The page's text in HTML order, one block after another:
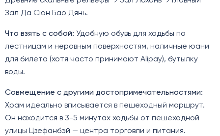
Зал Да Сюн Бао Дянь.
Что взять с собой: Удобную обувь для ходьбы по
лестницам и неровным поверхностям, наличные юани
для билета (хотя часто принимают Alipay), бутылку
воды.
Совмещение с другими достопримечательностями:
Храм идеально вписывается в пешеходный маршрут.
Он находится в 3-5 минутах ходьбы от пешеходной
улицы Цзефанбэй — центра торговли и питания.